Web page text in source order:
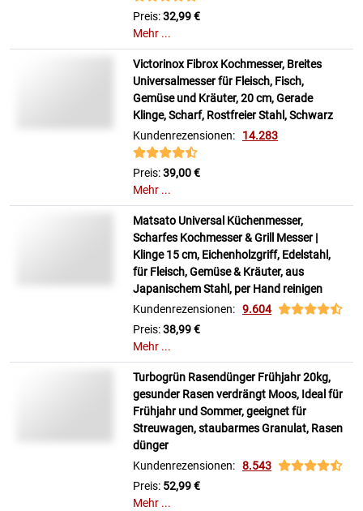
Preis:32,99 €
Mehr ...
Victorinox Fibrox Kochmesser, Breites
Universalmesser für Fleisch, Fisch,
Gemüse und Kräuter, 20 cm, Gerade
Klinge, Scharf, Rostfreier Stahl, Schwarz
Kundenrezensionen: 14.283
Preis:39,00 €
Mehr ...
Matsato Universal Küchenmesser,
Scharfes Kochmesser & Grill Messer |
Klinge 15 cm, Eichenholzgriff, Edelstahl,
für Fleisch, Gemüse & Kräuter, aus
Japanischem Stahl, per Hand reinigen
Kundenrezensionen: 9.604
Preis:38,99 €
Mehr ...
Turbogrün Rasendünger Frühjahr 20kg,
gesunder Rasen verdrängt Moos, Ideal für
Frühjahr und Sommer, geeignet für
Streuwagen, staubarmes Granulat, Rasen
dünger
Kundenrezensionen: 8.543
Preis: 52,99 €
Mehr ...